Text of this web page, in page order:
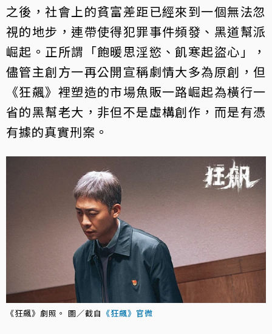
之後，社會上的貧富差距已經來到一個無法忽
視的地步，連帶使得犯罪事件頻發、黑道幫派
崛起。正所謂「飽暖思淫慾、飢寒起盜心」，
儘管主創方一再公開宣稱劇情大多為原創，但
《狂飆》裡塑造的市場魚販一路崛起為橫行一
省的黑幫老大，非但不是虛構創作，而是有憑
有據的真實刑案。
《狂飆》劇照。 圖／截自 《狂飆》官微